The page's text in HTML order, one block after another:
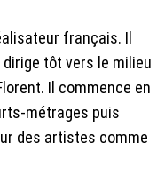
français. Il
dirige tôt vers le milieu
Il commence en
métrages puis
des artistes comme